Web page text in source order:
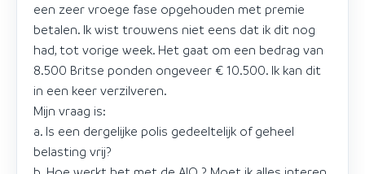
een zeer vroege fase opgehouden met premie
betalen. Ik wist trouwens niet eens dat ik dit nog
had, tot vorige week. Het gaat om een bedrag van
8.500 Britse ponden ongeveer € 10.500. Ik kan dit
in een keer verzilveren.
Mijn vraag is:
a. Is een dergelijke polis gedeeltelijk of geheel
belasting vrij?